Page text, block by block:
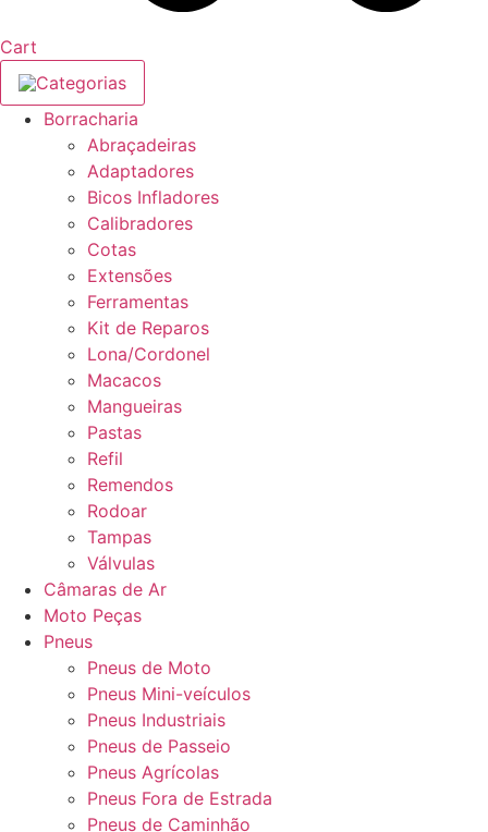
Cart
Categorias
Borracharia
Abraçadeiras
Adaptadores
Bicos Infladores
Calibradores
Cotas
Extensões
Ferramentas
Kit de Reparos
Lona/Cordonel
Macacos
Mangueiras
Pastas
Refil
Remendos
Rodoar
Tampas
Válvulas
Câmaras de Ar
Moto Peças
Pneus
Pneus de Moto
Pneus Mini-veículos
Pneus Industriais
Pneus de Passeio
Pneus Agrícolas
Pneus Fora de Estrada
Pneus de Caminhão